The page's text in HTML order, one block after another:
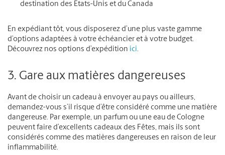
destination des États-Unis et du Canada
En expédiant tôt, vous disposerez d’une plus vaste gamme
d’options adaptées à votre échéancier et à votre budget.
Découvrez nos options d’expédition ici.
3. Gare aux matières dangereuses
Avant de choisir un cadeau à envoyer au pays ou ailleurs,
demandez-vous s’il risque d’être considéré comme une matière
dangereuse. Par exemple, un parfum ou une eau de Cologne
peuvent faire d’excellents cadeaux des Fêtes, mais ils sont
considérés comme des matières dangereuses en raison de leur
inflammabilité.